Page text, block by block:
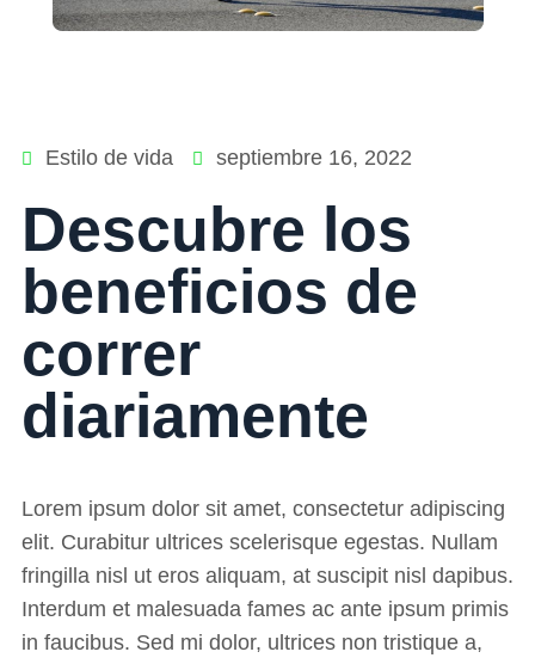
Estilo de vida septiembre 16, 2022
Descubre los
beneficios de
correr
diariamente
Lorem ipsum dolor sit amet, consectetur adipiscing
elit. Curabitur ultrices scelerisque egestas. Nullam
fringilla nisl ut eros aliquam, at suscipit nisl dapibus.
Interdum et malesuada fames ac ante ipsum primis
in faucibus. Sed mi dolor, ultrices non tristique a,